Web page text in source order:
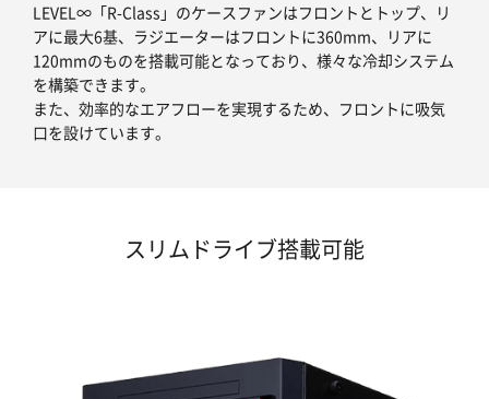
LEVEL∞「R-Class」のケースファンはフロントとトップ、リ
アに最大6基、ラジエーターはフロントに360mm、リアに
120mmのものを搭載可能となっており、様々な冷却システム
を構築できます。
また、効率的なエアフローを実現するため、フロントに吸気
口を設けています。
スリムドライブ搭載可能